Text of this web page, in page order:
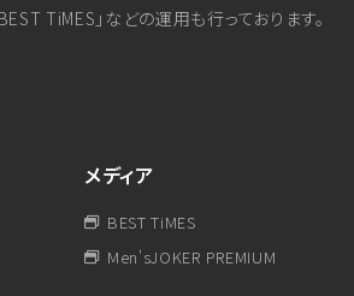
TiMES」などの運用も行っております。
メディア
BEST TiMES
Men'sJOKER PREMIUM